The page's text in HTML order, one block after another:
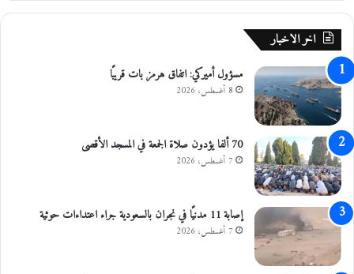
ت
ق
ل
و
ف
د
اً
إ
م
ا
ر
ا
ت
اً
اخر الاخبار
مسؤول أميركي: اتفاق هرمز بات قريبًا
8 أغسطس، 2026
70 ألفا يؤدون صلاة الجمعة في المسجد الأقصى
7 أغسطس، 2026
إصابة 11 مدنيًا في نجران بالسعودية جراء اعتداءات حوثية
7 أغسطس، 2026